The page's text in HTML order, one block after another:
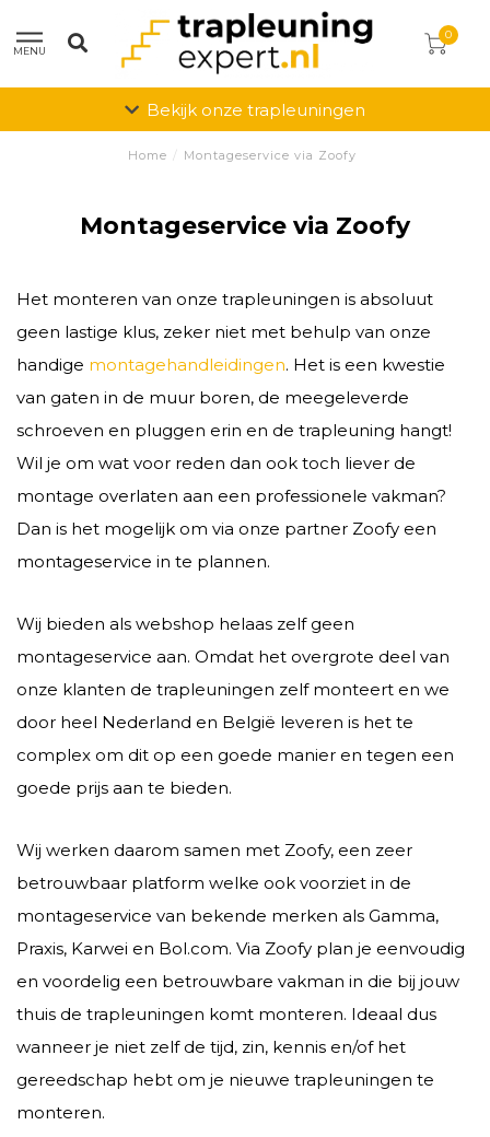
MENU
0
Bekijk onze trapleuningen
Home / Montageservice via Zoofy
Montageservice via Zoofy
Het monteren van onze trapleuningen is absoluut
geen lastige klus, zeker niet met behulp van onze
handige montagehandleidingen. Het is een kwestie
van gaten in de muur boren, de meegeleverde
schroeven en pluggen erin en de trapleuning hangt!
Wil je om wat voor reden dan ook toch liever de
montage overlaten aan een professionele vakman?
Dan is het mogelijk om via onze partner Zoofy een
montageservice in te plannen.
Wij bieden als webshop helaas zelf geen
montageservice aan. Omdat het overgrote deel van
onze klanten de trapleuningen zelf monteert en we
door heel Nederland en België leveren is het te
complex om dit op een goede manier en tegen een
goede prijs aan te bieden.
Wij werken daarom samen met Zoofy, een zeer
betrouwbaar platform welke ook voorziet in de
montageservice van bekende merken als Gamma,
Praxis, Karwei en Bol.com. Via Zoofy plan je eenvoudig
en voordelig een betrouwbare vakman in die bij jouw
thuis de trapleuningen komt monteren. Ideaal dus
wanneer je niet zelf de tijd, zin, kennis en/of het
gereedschap hebt om je nieuwe trapleuningen te
monteren.